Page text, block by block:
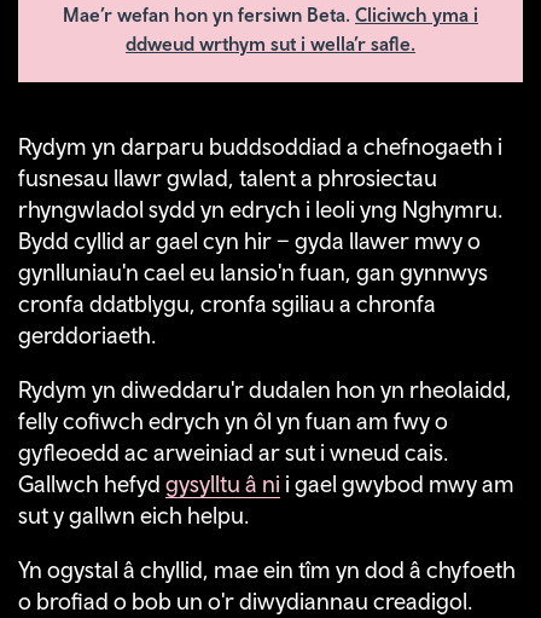
Mae’r wefan hon yn fersiwn Beta. Cliciwch yma i
ddweud wrthym sut i wella’r safle.
Rydym yn darparu buddsoddiad a chefnogaeth i
fusnesau llawr gwlad, talent a phrosiectau
rhyngwladol sydd yn edrych i leoli yng Nghymru.
Bydd cyllid ar gael cyn hir – gyda llawer mwy o
gynlluniau'n cael eu lansio'n fuan, gan gynnwys
cronfa ddatblygu, cronfa sgiliau a chronfa
gerddoriaeth.
Rydym yn diweddaru'r dudalen hon yn rheolaidd,
felly cofiwch edrych yn ôl yn fuan am fwy o
gyfleoedd ac arweiniad ar sut i wneud cais.
Gallwch hefyd gysylltu â ni i gael gwybod mwy am
sut y gallwn eich helpu.
Yn ogystal â chyllid, mae ein tîm yn dod â chyfoeth
o brofiad o bob un o'r diwydiannau creadigol.